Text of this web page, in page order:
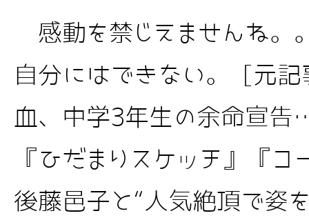
感動を禁じえませんね。
自分にはできない。 [元
血、中学3年生の余命宣
『ひだまりスケッチ』『
後藤邑子と“人気絶頂で姿